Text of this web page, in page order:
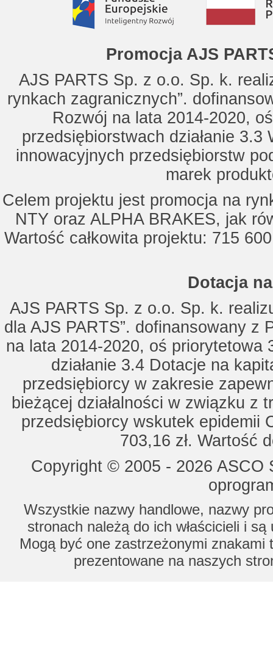
Promocja AJS
AJS PARTS Sp. z o.o. Sp. k.
rynkach zagranicznych”.
Rozwój na lata 2014-2020,
przedsiębiorstwach działanie
innowacyjnych przedsiębiorstw
marek
Celem projektu jest promocja na
NTY oraz ALPHA BRAKES, jak
Wartość całkowita projektu: 715
Dotacja
AJS PARTS Sp. z o.o. Sp. k.
dla AJS PARTS”. dofinansowany z
na lata 2014-2020, oś priorytetowa
działanie 3.4 Dotacje na
przedsiębiorcy w zakresie
bieżącej działalności w związku z
przedsiębiorcy wskutek epidemii
703,16 zł. Wartość
Copyright © 2005 - 2026
Wszystkie nazwy handlowe, nazwy
stronach należą do ich właścicieli i
Mogą być one zastrzeżonymi znakami
prezentowane na naszych